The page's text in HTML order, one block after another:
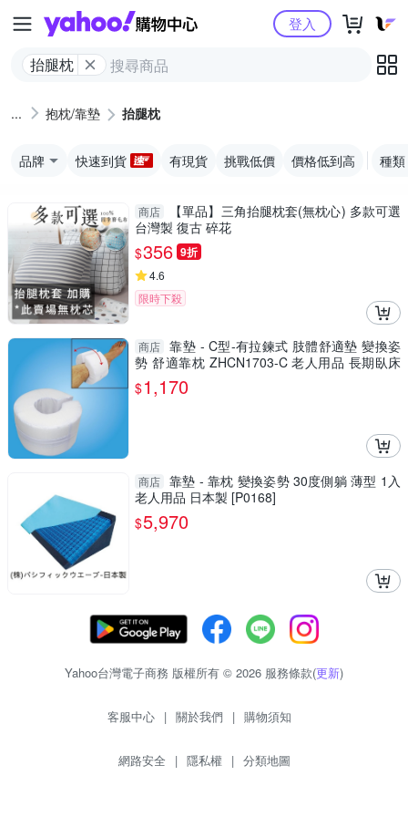
Yahoo購物中心
抬腿枕
登入
抱枕/靠墊 抬腿枕
品牌 快速到貨 有現貨 挑戰低價 價格低到高 種類
商店
【單品】三角抬腿枕套(無枕心) 多款可選
台灣製 復古 碎花
$356 9折
4.6
限時下殺
商店 靠墊 - C型-有拉鍊式 肢體舒適墊 變換姿
勢 舒適靠枕 ZHCN1703-C 老人用品 長期臥床
者適用
$1,170
商店 靠墊 - 靠枕 變換姿勢 30度側躺 薄型 1入
老人用品 日本製 [P0168]
$5,970
Yahoo台灣電子商務 版權所有 © 2026 服務條款(更新)
客服中心 | 關於我們 | 購物須知
網路安全 | 隱私權 | 分類地圖